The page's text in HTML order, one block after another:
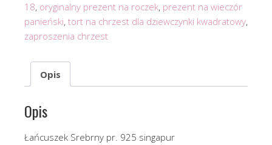
18, oryginalny prezent na roczek, prezent na wieczór
panieński, tort na chrzest dla dziewczynki kwadratowy,
zaproszenia chrzest
Opis
Opis
Łańcuszek Srebrny pr. 925 singapur